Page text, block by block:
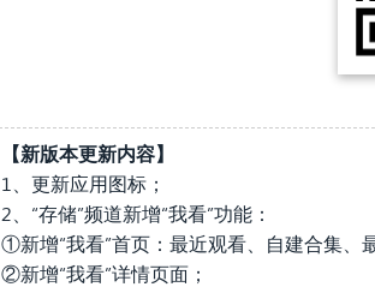
【新版本更新内容】
1、更新应用图标；
2、“存储”频道新增“我看”功能：
①新增“我看”首页：最近观看、自建合集、
②新增“我看”详情页面；